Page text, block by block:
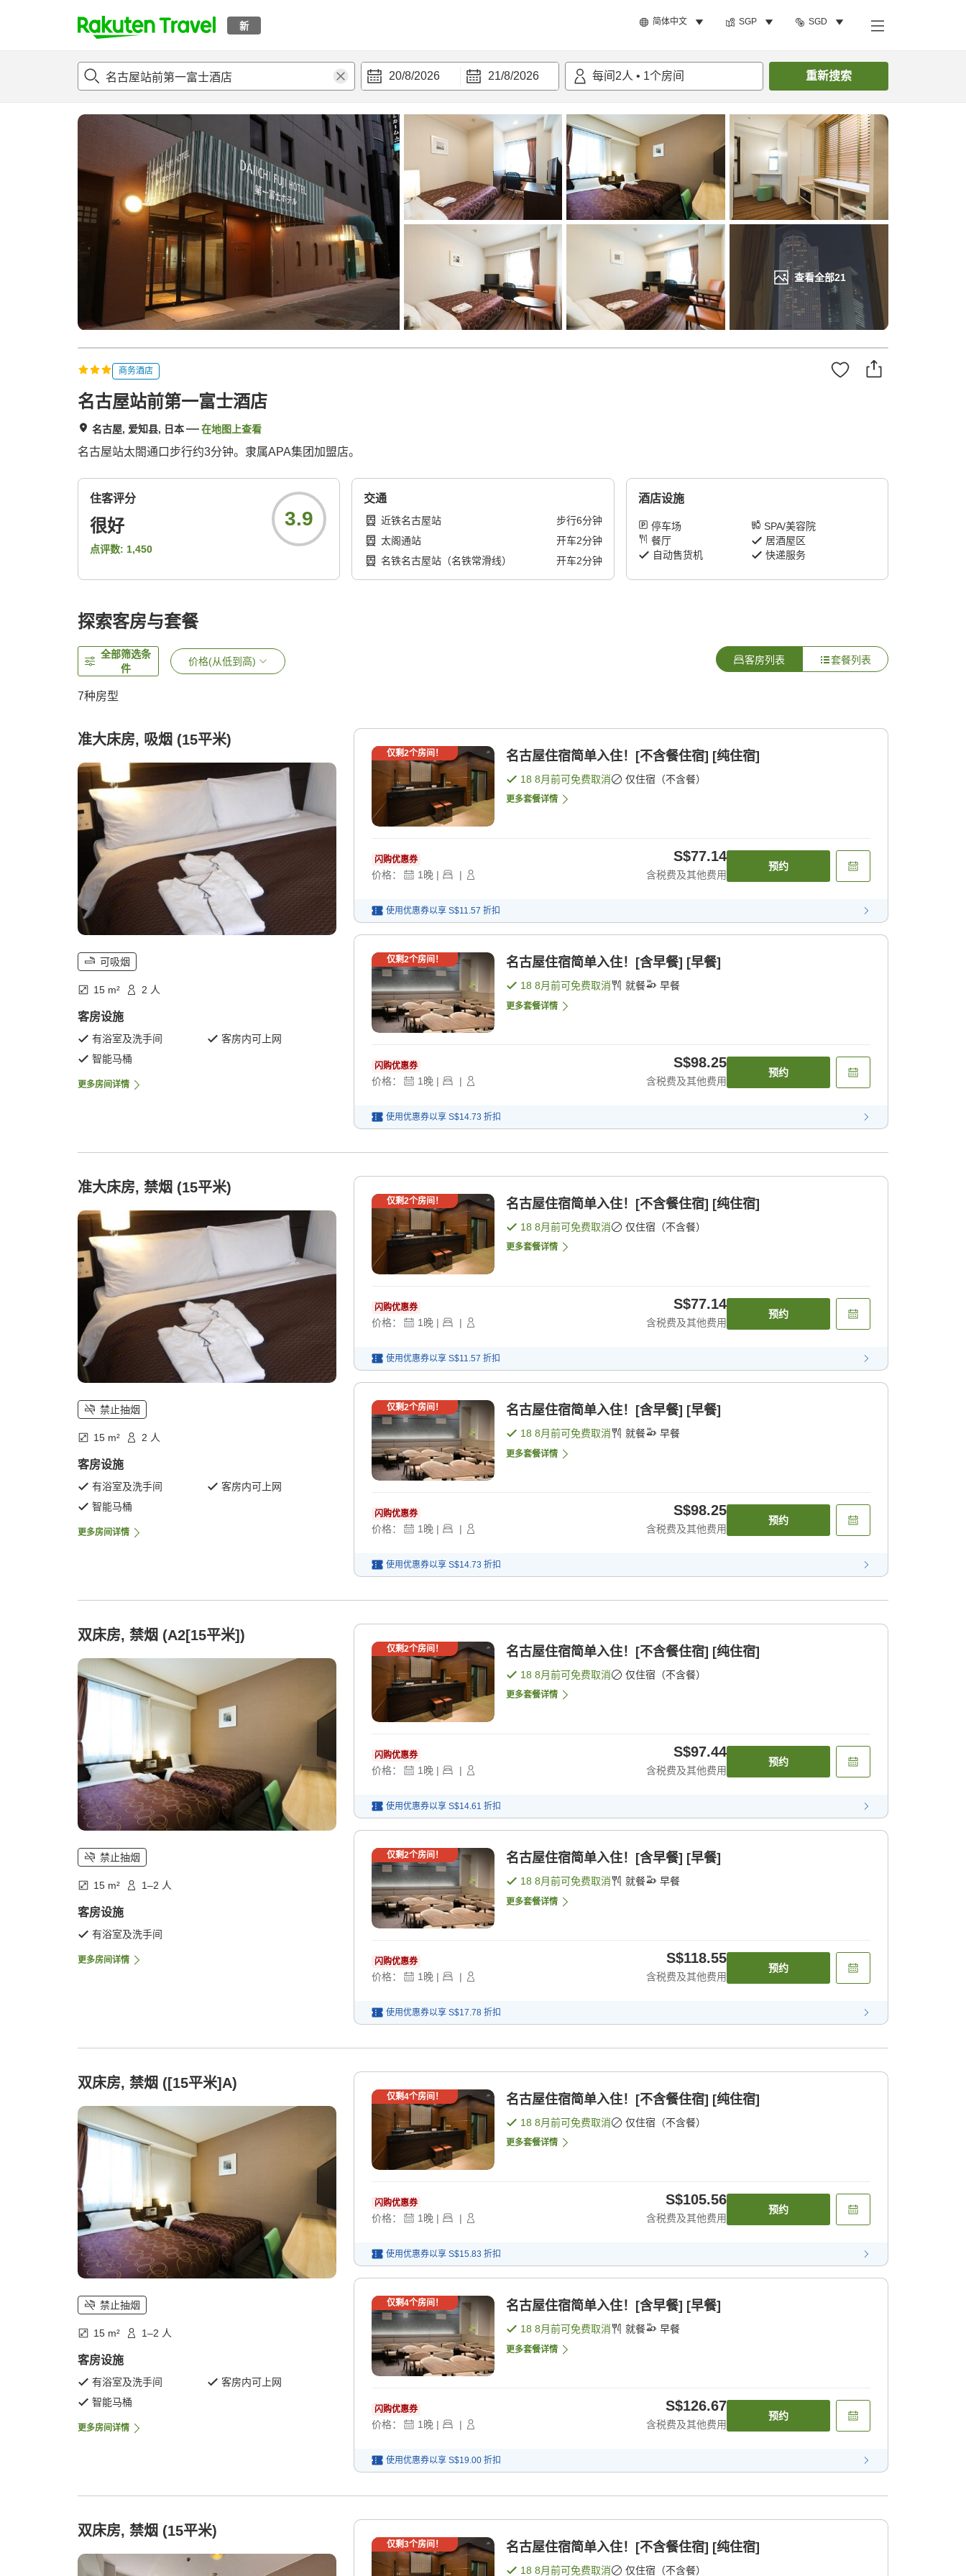
新 简体中文 SGP SGD
t
p
a
a
r
20/8/2026 21/8/2026 每间 2人 • 1个房间 重新搜索
查看全部21
概况 客房及住宿套餐评论设施 搜索客房
商务酒店
名古屋站前第一富士酒店
名古屋, 爱知县, 日本 在地图上查看
名古屋站太閤通口步行约3分钟。隶属APA集团加盟店。
住客评分
很好
点评数: 1,450
3.9
交通
近铁名古屋站 步行6分钟
太阁通站
开车2分钟
名铁名古屋站（名铁常滑线）
开车2分钟
酒店设施
停车场
SPA/美容院
餐厅
居酒屋区
自动售货机
快递服务
探索客房与套餐
全部筛选条
件
价格(从低到高) 客房列表 套餐列表
7种房型
准大床房, 吸烟 (15平米)
可吸烟
15 m² 2 人
客房设施
有浴室及洗手间
客房内可上网
智能马桶
更多房间详情
仅剩2个房间！ 名古屋住宿简单入住！[不含餐住宿] [纯住宿]
18 8月前可免费取消 仅住宿（不含餐）
更多套餐详情
闪购优惠券
价格： 1晚 | |
S$77.14
含税费及其他费用
预约
使用优惠券以享 S$11.57 折扣
仅剩2个房间！ 名古屋住宿简单入住！[含早餐] [早餐]
18 8月前可免费取消 就餐 早餐
更多套餐详情
闪购优惠券
价格： 1晚 | |
S$98.25
含税费及其他费用
预约
使用优惠券以享 S$14.73 折扣
准大床房, 禁烟 (15平米)
禁止抽烟
15 m² 2 人
客房设施
有浴室及洗手间
客房内可上网
智能马桶
更多房间详情
仅剩2个房间！ 名古屋住宿简单入住！[不含餐住宿] [纯住宿]
18 8月前可免费取消 仅住宿（不含餐）
更多套餐详情
闪购优惠券
价格： 1晚 | |
S$77.14
含税费及其他费用
预约
使用优惠券以享 S$11.57 折扣
仅剩2个房间！ 名古屋住宿简单入住！[含早餐] [早餐]
18 8月前可免费取消 就餐 早餐
更多套餐详情
闪购优惠券
价格： 1晚 | |
S$98.25
含税费及其他费用
预约
使用优惠券以享 S$14.73 折扣
双床房, 禁烟 (A2[15平米])
禁止抽烟
15 m² 1–2 人
客房设施
有浴室及洗手间
更多房间详情
仅剩2个房间！ 名古屋住宿简单入住！[不含餐住宿] [纯住宿]
18 8月前可免费取消 仅住宿（不含餐）
更多套餐详情
闪购优惠券
价格： 1晚 | |
S$97.44
含税费及其他费用
预约
使用优惠券以享 S$14.61 折扣
仅剩2个房间！ 名古屋住宿简单入住！[含早餐] [早餐]
18 8月前可免费取消 就餐 早餐
更多套餐详情
闪购优惠券
价格： 1晚 | |
S$118.55
含税费及其他费用
预约
使用优惠券以享 S$17.78 折扣
双床房, 禁烟 ([15平米]A)
禁止抽烟
15 m² 1–2 人
客房设施
有浴室及洗手间
客房内可上网
智能马桶
更多房间详情
仅剩4个房间！ 名古屋住宿简单入住！[不含餐住宿] [纯住宿]
18 8月前可免费取消 仅住宿（不含餐）
更多套餐详情
闪购优惠券
价格： 1晚 | |
S$105.56
含税费及其他费用
预约
使用优惠券以享 S$15.83 折扣
仅剩4个房间！ 名古屋住宿简单入住！[含早餐] [早餐]
18 8月前可免费取消 就餐 早餐
更多套餐详情
闪购优惠券
价格： 1晚 | |
S$126.67
含税费及其他费用
预约
使用优惠券以享 S$19.00 折扣
双床房, 禁烟 (15平米)
仅剩3个房间！ 名古屋住宿简单入住！[不含餐住宿] [纯住宿]
18 8月前可免费取消 仅住宿（不含餐）